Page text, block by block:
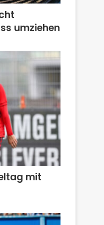
umziehen
mit